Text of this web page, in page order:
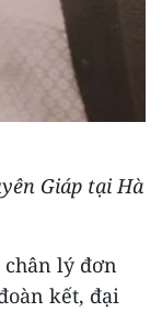
Giáp tại Hà
lý đơn
kết, đại